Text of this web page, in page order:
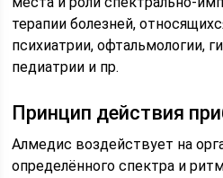
терапии болезней,
психиатрии, офтальмологии,
педиатрии и пр.
Принцип действия
Алмедис воздействует на
определённого спектра и